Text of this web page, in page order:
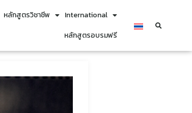
หลักสูตรวิชาชีพ
International
หลักสูตรอบรมฟรี